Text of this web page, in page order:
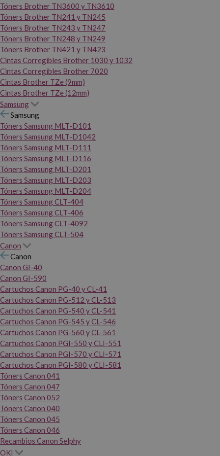
Tóners Brother TN3600 y TN3610
Tóners Brother TN241 y TN245
Tóners Brother TN243 y TN247
Tóners Brother TN248 y TN249
Tóners Brother TN421 y TN423
Cintas Corregibles Brother 1030 y 1032
Cintas Corregibles Brother 7020
Cintas Brother TZe (9mm)
Cintas Brother TZe (12mm)
Samsung
Samsung
Tóners Samsung MLT-D101
Tóners Samsung MLT-D1042
Tóners Samsung MLT-D111
Tóners Samsung MLT-D116
Tóners Samsung MLT-D201
Tóners Samsung MLT-D203
Tóners Samsung MLT-D204
Tóners Samsung CLT-404
Tóners Samsung CLT-406
Tóners Samsung CLT-4092
Tóners Samsung CLT-504
Canon
Canon
Canon GI-40
Canon GI-590
Cartuchos Canon PG-40 y CL-41
Cartuchos Canon PG-512 y CL-513
Cartuchos Canon PG-540 y CL-541
Cartuchos Canon PG-545 y CL-546
Cartuchos Canon PG-560 y CL-561
Cartuchos Canon PGI-550 y CLI-551
Cartuchos Canon PGI-570 y CLI-571
Cartuchos Canon PGI-580 y CLI-581
Tóners Canon 041
Tóners Canon 047
Tóners Canon 052
Tóners Canon 040
Tóners Canon 045
Tóners Canon 046
Recambios Canon Selphy
OKI